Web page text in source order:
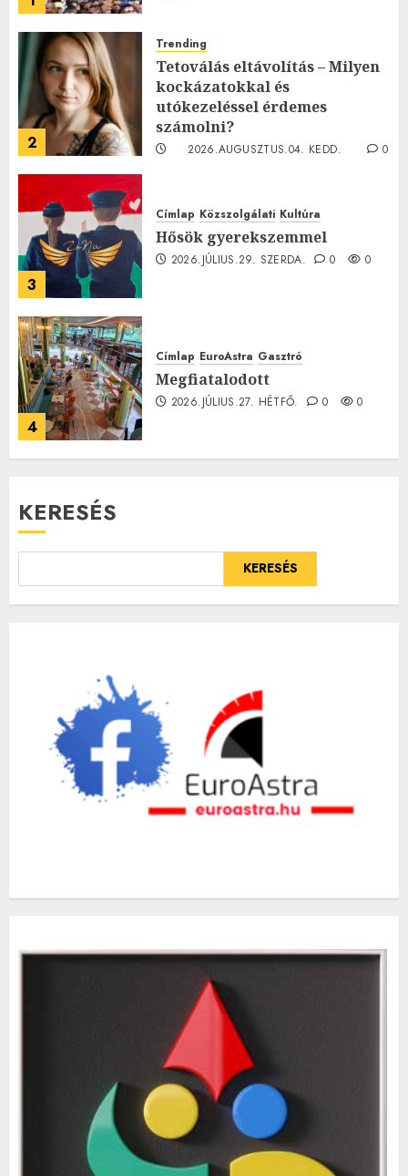
2
Trending
Tetoválás eltávolítás – Milyen
kockázatokkal és
utókezeléssel érdemes
számolni?
2026.AUGUSZTUS.04. KEDD.
0
3
Címlap Közszolgálati Kultúra
Hősök gyerekszemmel
2026.JÚLIUS.29. SZERDA. 0 0
4
Címlap EuroAstra Gasztró
Megfiatalodott
2026.JÚLIUS.27. HÉTFŐ. 0 0
KERESÉS
KERESÉS